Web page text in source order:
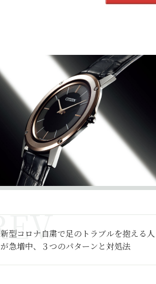
新型コロナ自粛で足のトラブルを抱える人
が急増中、３つのパターンと対処法